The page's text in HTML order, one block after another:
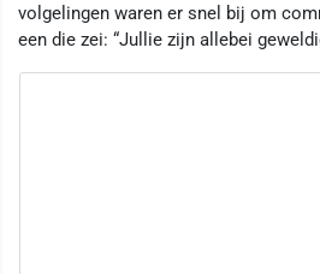
volgelingen waren er snel bij om
een die zei: “Jullie zijn allebei